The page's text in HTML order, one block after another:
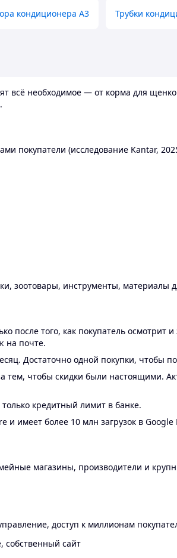
кондиционера А3 Трубки
всё необходимое — от корма для
покупатели (исследование Kantar,
зоотовары, инструменты, материалы
после того, как покупатель осмотрит
на почте.
Достаточно одной покупки, чтобы
тем, чтобы скидки были настоящими.
кредитный лимит в банке.
имеет более 10 млн загрузок в Google
магазины, производители и
доступ к миллионам
собственный сайт